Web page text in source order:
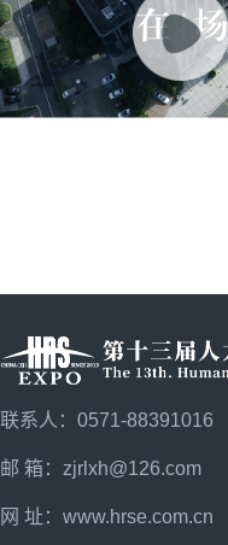
联系人：0571-88391016
邮 箱：zjrlxh@126.com
网 址： www.hrse.com.cn